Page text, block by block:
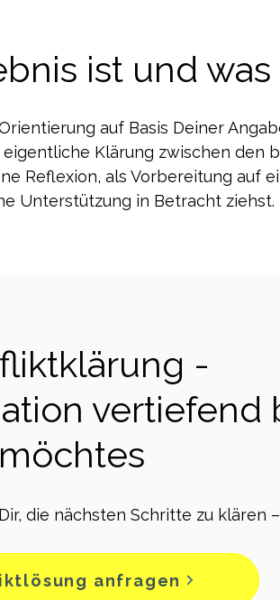
ist und
auf Basis Deiner
Klärung zwischen den
Reflexion, als Vorbereitung auf
Unterstützung in Betracht ziehst.
-
vertiefend
möchtes
die nächsten Schritte zu klären
anfragen